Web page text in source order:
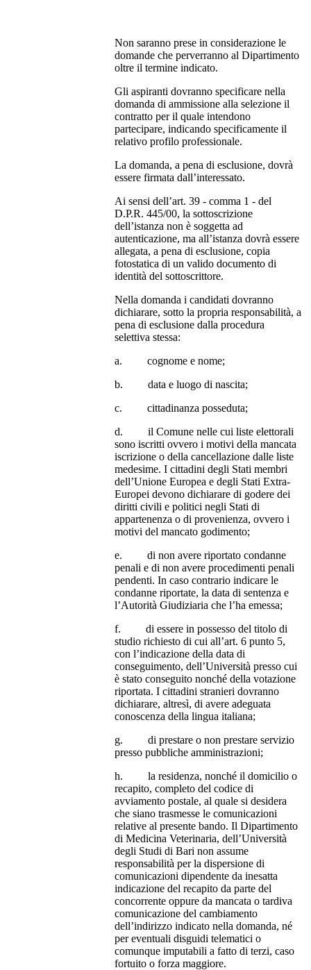
Non saranno prese in considerazione le
domande che perverranno al Dipartimento
oltre il termine indicato.
Gli aspiranti dovranno specificare nella
domanda di ammissione alla selezione il
contratto per il quale intendono
partecipare, indicando specificamente il
relativo profilo professionale.
La domanda, a pena di esclusione, dovrà
essere firmata dall’interessato.
Ai sensi dell’art. 39 - comma 1 - del
D.P.R. 445/00, la sottoscrizione
dell’istanza non è soggetta ad
autenticazione, ma all’istanza dovrà essere
allegata, a pena di esclusione, copia
fotostatica di un valido documento di
identità del sottoscrittore.
Nella domanda i candidati dovranno
dichiarare, sotto la propria responsabilità, a
pena di esclusione dalla procedura
selettiva stessa:
a. cognome e nome;
b. data e luogo di nascita;
c. cittadinanza posseduta;
d. il Comune nelle cui liste elettorali
sono iscritti ovvero i motivi della mancata
iscrizione o della cancellazione dalle liste
medesime. I cittadini degli Stati membri
dell’Unione Europea e degli Stati Extra-
Europei devono dichiarare di godere dei
diritti civili e politici negli Stati di
appartenenza o di provenienza, ovvero i
motivi del mancato godimento;
e. di non avere riportato condanne
penali e di non avere procedimenti penali
pendenti. In caso contrario indicare le
condanne riportate, la data di sentenza e
l’Autorità Giudiziaria che l’ha emessa;
f. di essere in possesso del titolo di
studio richiesto di cui all’art. 6 punto 5,
con l’indicazione della data di
conseguimento, dell’Università presso cui
è stato conseguito nonché della votazione
riportata. I cittadini stranieri dovranno
dichiarare, altresì, di avere adeguata
conoscenza della lingua italiana;
g. di prestare o non prestare servizio
presso pubbliche amministrazioni;
h. la residenza, nonché il domicilio o
recapito, completo del codice di
avviamento postale, al quale si desidera
che siano trasmesse le comunicazioni
relative al presente bando. Il Dipartimento
di Medicina Veterinaria, dell’Università
degli Studi di Bari non assume
responsabilità per la dispersione di
comunicazioni dipendente da inesatta
indicazione del recapito da parte del
concorrente oppure da mancata o tardiva
comunicazione del cambiamento
dell’indirizzo indicato nella domanda, né
per eventuali disguidi telematici o
comunque imputabili a fatto di terzi, caso
fortuito o forza maggiore.